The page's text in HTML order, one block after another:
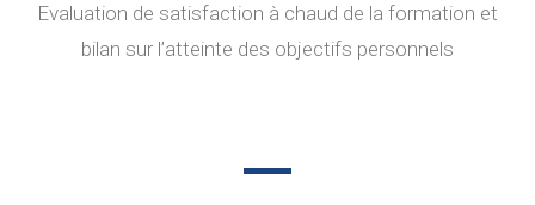
Evaluation de satisfaction à chaud de la formation et
bilan sur l’atteinte des objectifs personnels